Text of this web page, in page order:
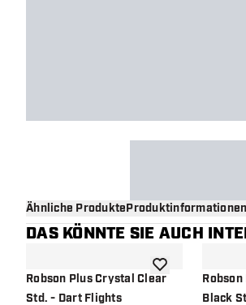
Ähnliche Produkte
DAS KÖNNTE SIE AUCH
Robson Plus Crystal Clear
Std. - Dart Flights
Zur Wunschliste
Black